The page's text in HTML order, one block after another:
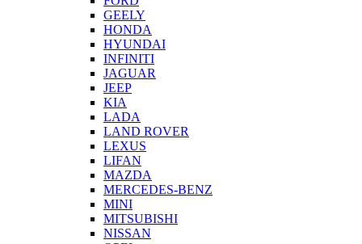
GEELY
HONDA
HYUNDAI
INFINITI
JAGUAR
JEEP
KIA
LADA
LAND ROVER
LEXUS
LIFAN
MAZDA
MERCEDES-BENZ
MINI
MITSUBISHI
NISSAN